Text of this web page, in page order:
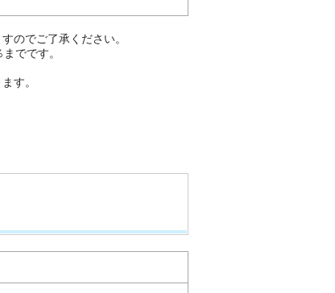
のでご了承ください。
でです。
す。